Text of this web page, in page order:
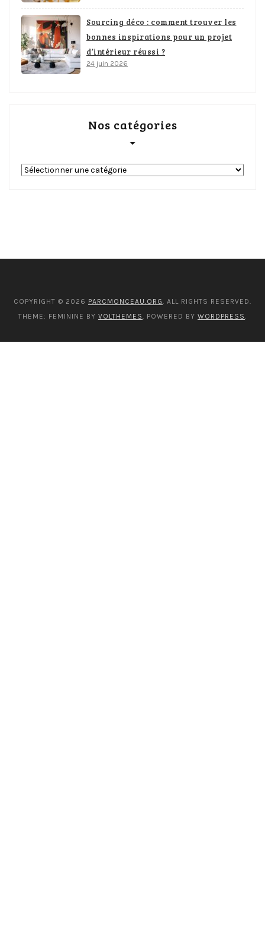
Sourcing déco : comment trouver les
bonnes inspirations pour un projet
d’intérieur réussi ?
24 juin 2026
Nos catégories
COPYRIGHT © 2026 PARCMONCEAU.ORG. ALL RIGHTS RESERVED.
THEME: FEMININE BY VOLTHEMES. POWERED BY WORDPRESS.